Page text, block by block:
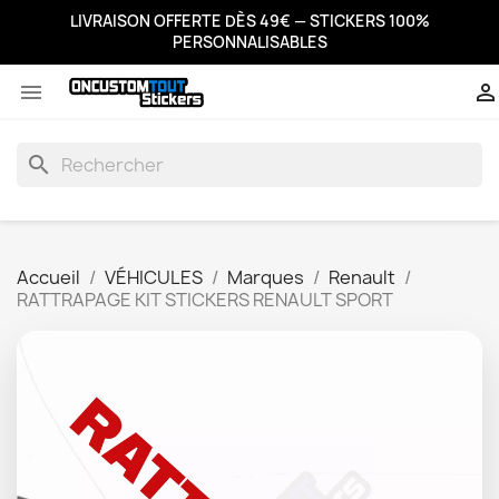
LIVRAISON OFFERTE DÈS 49€ — STICKERS 100%
PERSONNALISABLES
 
search
Accueil VÉHICULES Marques
Renault
RATTRAPAGE KIT STICKERS RENAULT SPORT